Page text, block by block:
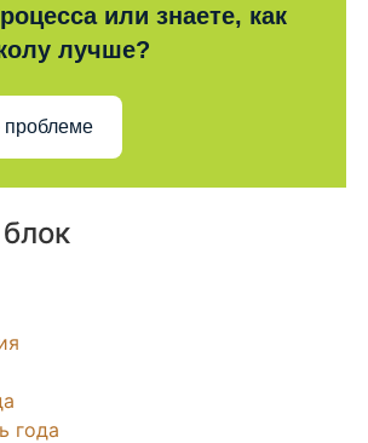
или знаете, как
лучше?
проблеме
года